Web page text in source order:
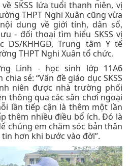
SKSS lứa tuổi thanh niên, vị
THPT Nghi Xuân cũng vừa
dung về giới tính, dân số,
- đối thoại tìm hiểu SKSS vị
DS/KHHGĐ, Trung tâm Y tế
THPT Nghi Xuân tổ chức.
Linh - học sinh lớp 11A6
sẻ: “Vấn đề giáo dục SKSS
niên được nhà trường phối
thông qua các sân chơi ngoại
lần tiếp cận là thêm một lần
thêm nhiều điều bổ ích. Đó là
chúng em chăm sóc bản thân
hơn khi bước vào đời”.